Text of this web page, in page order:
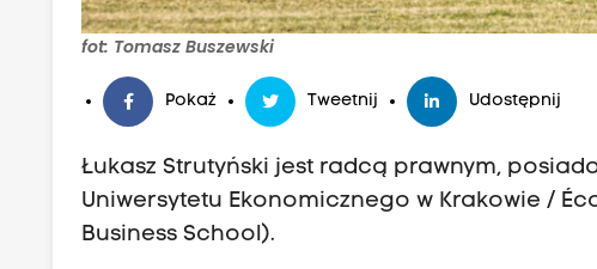
fot: Tomasz Buszewski
Pokaż Tweetnij Udostępnij
Łukasz Strutyński jest radcą prawnym, posiada
Uniwersytetu Ekonomicznego w Krakowie /
Business School).